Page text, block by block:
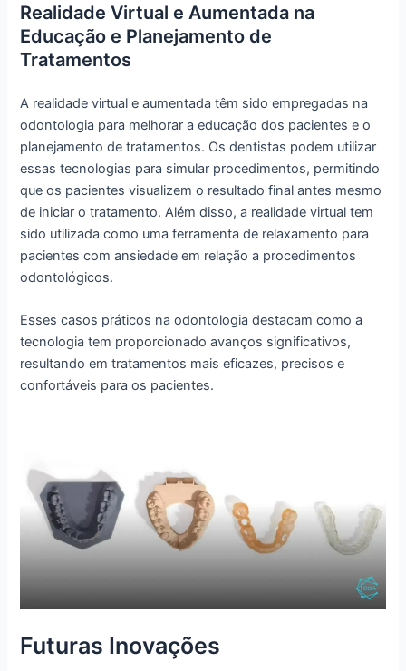
Realidade Virtual e Aumentada na
Educação e Planejamento de
Tratamentos
A realidade virtual e aumentada têm sido empregadas na
odontologia para melhorar a educação dos pacientes e o
planejamento de tratamentos. Os dentistas podem utilizar
essas tecnologias para simular procedimentos, permitindo
que os pacientes visualizem o resultado final antes mesmo
de iniciar o tratamento. Além disso, a realidade virtual tem
sido utilizada como uma ferramenta de relaxamento para
pacientes com ansiedade em relação a procedimentos
odontológicos.
Esses casos práticos na odontologia destacam como a
tecnologia tem proporcionado avanços significativos,
resultando em tratamentos mais eficazes, precisos e
confortáveis para os pacientes.
Futuras Inovações